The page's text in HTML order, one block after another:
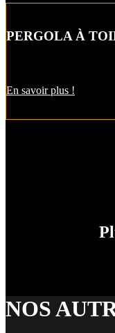
PERGOLA À
En savoir plus !
NOS